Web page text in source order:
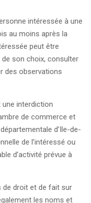
intéressée à une
au moins après la
peut être
son choix, consulter
des observations
interdiction
de commerce et
d’Ile-de-
de l’intéressé ou
d’activité prévue à
de droit et de fait sur
les noms et